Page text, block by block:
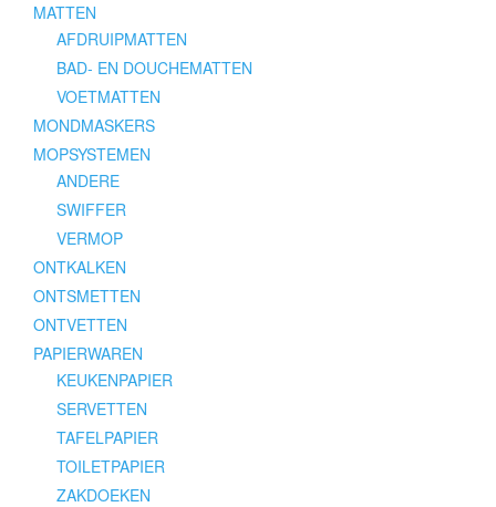
MATTEN
AFDRUIPMATTEN
BAD- EN DOUCHEMATTEN
VOETMATTEN
MONDMASKERS
MOPSYSTEMEN
ANDERE
SWIFFER
VERMOP
ONTKALKEN
ONTSMETTEN
ONTVETTEN
PAPIERWAREN
KEUKENPAPIER
SERVETTEN
TAFELPAPIER
TOILETPAPIER
ZAKDOEKEN